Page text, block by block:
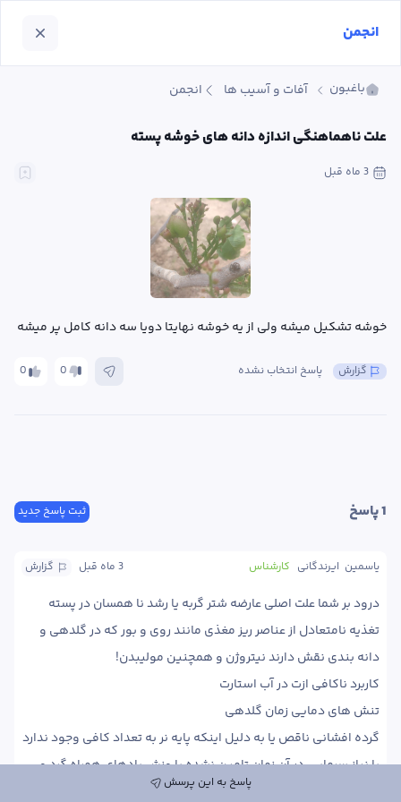
باغبون آفات و آسیب ها انجمن
علت ناهماهنگی اندازه دانه های خوشه پسته
3 ماه قبل
خوشه تشکیل میشه ولی از یه خوشه نهایتا دویا سه دانه کامل پر میشه
0 0 پاسخ انتخاب نشده گزارش
ثبت پاسخ جدید 1 پاسخ
گزارش 3 ماه قبل کارشناس یاسمین  ایرندگانی
یا نیاز سرمایی در آن زمان تامین نشده یا وزش بادهای همراه گرد و
پاسخ به این پرسش
انجمن